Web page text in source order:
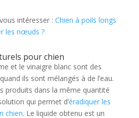
intéresser : Chien à poils longs
les nœuds ?
pour chien
et le vinaigre blanc sont des
ils sont mélangés à de l’eau.
produits dans la même quantité
qui permet d’éradiquer les
chien. Le liquide obtenu est un